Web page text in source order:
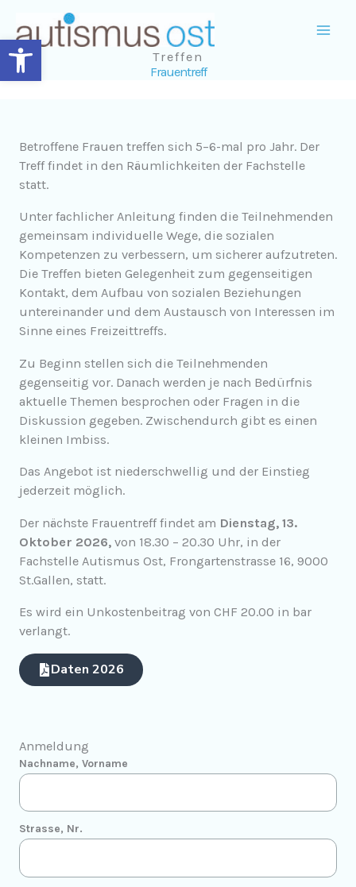
Open toolbar
Inhalt
springen
Treffen
Frauentreff
Betroffene Frauen treffen sich 5–6-mal pro Jahr. Der
Treff findet in den Räumlichkeiten der Fachstelle
statt.
Unter fachlicher Anleitung finden die Teilnehmenden
gemeinsam individuelle Wege, die sozialen
Kompetenzen zu verbessern, um sicherer aufzutreten.
Die Treffen bieten Gelegenheit zum gegenseitigen
Kontakt, dem Aufbau von sozialen Beziehungen
untereinander und dem Austausch von Interessen im
Sinne eines Freizeittreffs.
Zu Beginn stellen sich die Teilnehmenden
gegenseitig vor. Danach werden je nach Bedürfnis
aktuelle Themen besprochen oder Fragen in die
Diskussion gegeben. Zwischendurch gibt es einen
kleinen Imbiss.
Das Angebot ist niederschwellig und der Einstieg
jederzeit möglich.
Der nächste Frauentreff findet am Dienstag, 13.
Oktober 2026, von 18.30 – 20.30 Uhr, in der
Fachstelle Autismus Ost, Frongartenstrasse 16, 9000
St.Gallen, statt.
Es wird ein Unkostenbeitrag von CHF 20.00 in bar
verlangt.
Daten 2026
Anmeldung
Nachname, Vorname
Strasse, Nr.